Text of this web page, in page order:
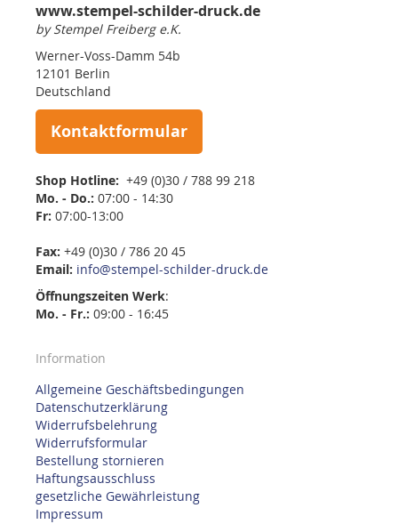
www.stempel-schilder-druck.de
by Stempel Freiberg e.K.
Werner-Voss-Damm 54b
12101 Berlin
Deutschland
Kontaktformular
Shop Hotline: +49 (0)30 / 788 99 218
Mo. - Do.: 07:00 - 14:30
Fr: 07:00-13:00
Fax: +49 (0)30 / 786 20 45
Email: info@stempel-schilder-druck.de
Öffnungszeiten Werk:
Mo. - Fr.: 09:00 - 16:45
Information
Allgemeine Geschäftsbedingungen
Datenschutzerklärung
Widerrufsbelehrung
Widerrufsformular
Bestellung stornieren
Haftungsausschluss
gesetzliche Gewährleistung
Impressum